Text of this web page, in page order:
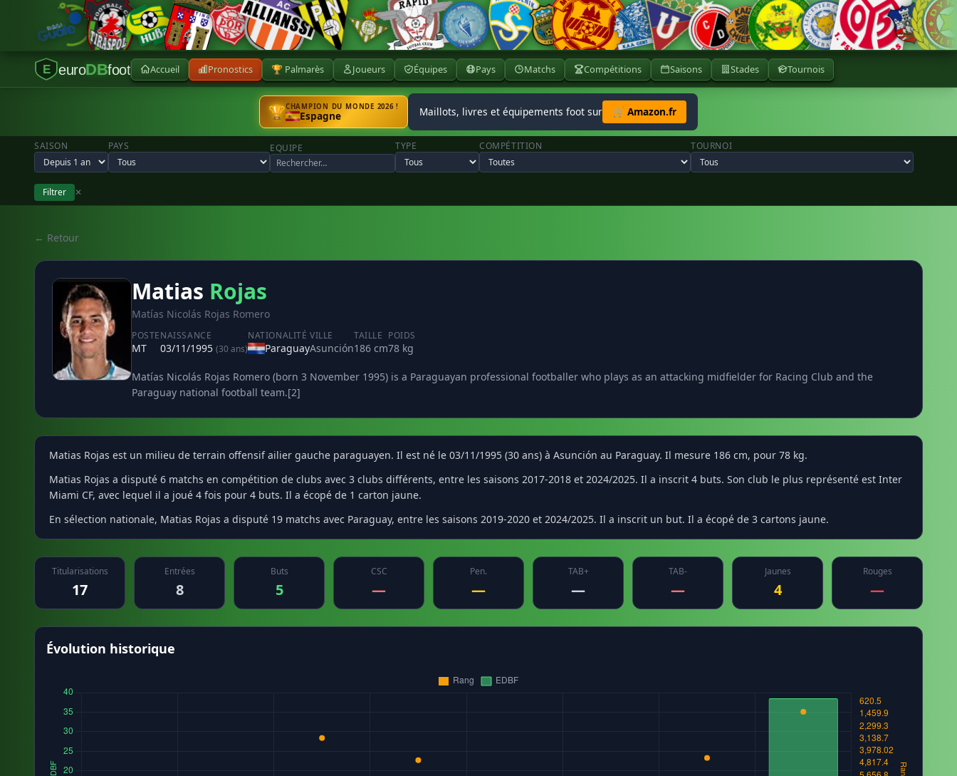
E euroDBfoot Accueil Pronostics 🏆 Palmarès Joueurs Équipes Pays Matchs Compétitions Saisons Stades Tournois
🏆CHAMPION DU MONDE 2026 !
Espagne Maillots, livres et équipements foot sur 🛒 Amazon.fr
SAISON PAYS EQUIPE TYPE COMPÉTITION TOURNOI
Filtrer ✕
← Retour
Matias Rojas
Matías Nicolás Rojas Romero
POSTE
MT
NAISSANCE
03/11/1995 (30 ans)
NATIONALITÉ
Paraguay
VILLE
Asunción
TAILLE
186 cm
POIDS
78 kg
Matías Nicolás Rojas Romero (born 3 November 1995) is a Paraguayan professional footballer who plays as an attacking midfielder for Racing Club and the
Paraguay national football team.[2]
Matias Rojas est un milieu de terrain offensif ailier gauche paraguayen. Il est né le 03/11/1995 (30 ans) à Asunción au Paraguay. Il mesure 186 cm, pour 78 kg.
Matias Rojas a disputé 6 matchs en compétition de clubs avec 3 clubs différents, entre les saisons 2017-2018 et 2024/2025. Il a inscrit 4 buts. Son club le plus représenté est Inter
Miami CF, avec lequel il a joué 4 fois pour 4 buts. Il a écopé de 1 carton jaune.
En sélection nationale, Matias Rojas a disputé 19 matchs avec Paraguay, entre les saisons 2019-2020 et 2024/2025. Il a inscrit un but. Il a écopé de 3 cartons jaune.
Titularisations
17
Entrées
8
Buts
5
CSC
—
Pen.
—
TAB+
—
TAB-
—
Jaunes
4
Rouges
—
Évolution historique